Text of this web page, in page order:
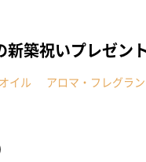
築祝いプレゼン
イル アロマ・フレグラ